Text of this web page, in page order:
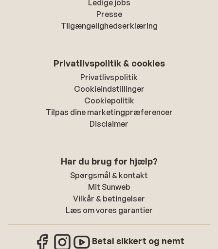
Ledige jobs
Presse
Tilgængelighedserklæring
Privatlivspolitik & cookies
Privatlivspolitik
Cookieindstillinger
Cookiepolitik
Tilpas dine marketingpræferencer
Disclaimer
Har du brug for hjælp?
Spørgsmål & kontakt
Mit Sunweb
Vilkår & betingelser
Læs om vores garantier
Betal sikkert og nemt